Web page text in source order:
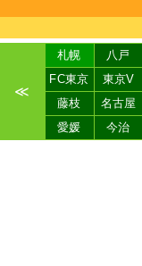
≪
札幌 八戸
FC東京
東京V
藤枝
名古屋
愛媛
今治